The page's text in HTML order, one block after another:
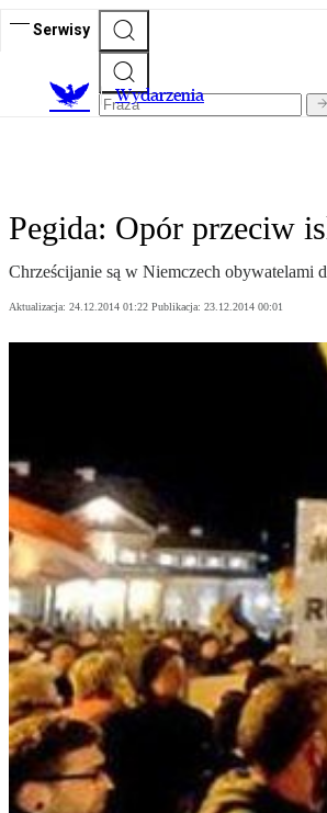
Serwisy
Wydarzenia
Pegida: Opór przeciw
Chrześcijanie są w Niemczech obywatelami
Aktualizacja: 24.12.2014 01:22 Publikacja: 23.12.2014 00:01